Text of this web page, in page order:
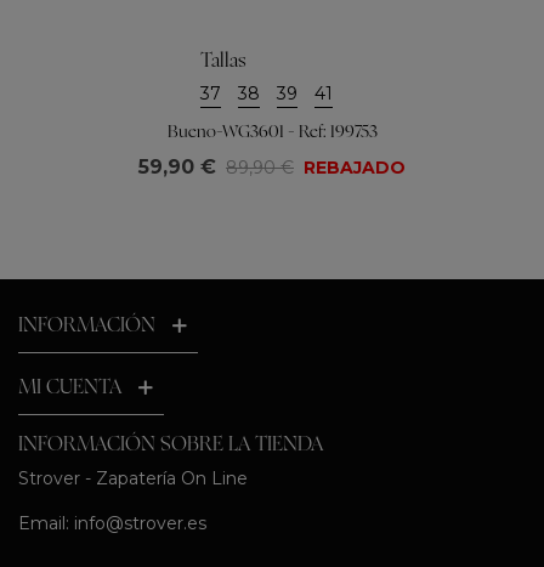
Tallas
37 38 39 41
Bueno-WG3601 - Ref: 199753
59,90 € 89,90 € REBAJADO
INFORMACIÓN
MI CUENTA
INFORMACIÓN SOBRE LA TIENDA
Strover - Zapatería On Line
Email: info@strover.es